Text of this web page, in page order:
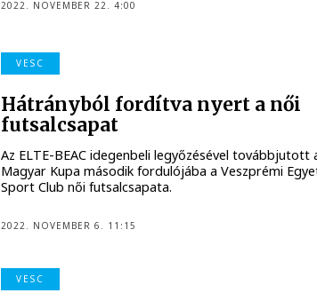
2022. NOVEMBER 22. 4:00
VESC
Hátrányból fordítva nyert a női
futsalcsapat
Az ELTE-BEAC idegenbeli legyőzésével továbbjutott
Magyar Kupa második fordulójába a Veszprémi
Sport Club női futsalcsapata.
2022. NOVEMBER 6. 11:15
VESC